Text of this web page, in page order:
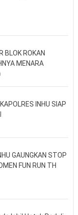
BLOK ROKAN
MENARA
INHU SIAP
GAUNGKAN STOP
FUN RUN TH